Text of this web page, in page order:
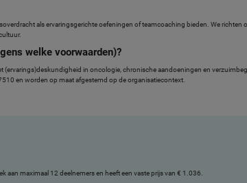
als ervaringsgerichte oefeningen of teamcoaching bieden. We
welke voorwaarden)?
(ervarings)deskundigheid in oncologie, chronische aandoeningen en
en worden op maat afgestemd op de organisatiecontext.
aan maximaal 12 deelnemers en heeft een vaste prijs van € 1.036.